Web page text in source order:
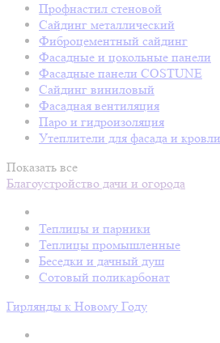
Профнастил стеновой
Сайдинг металлический
Фиброцементный сайдинг
Фасадные и цокольные панели
Фасадные панели COSTUNE
Сайдинг виниловый
Фасадная вентиляция
Паро и гидроизоляция
Утеплители для фасада и кровли
Показать все
Благоустройство дачи и огорода
Теплицы и парники
Теплицы промышленные
Беседки и дачный душ
Сотовый поликарбонат
Гирлянды к Новому Году